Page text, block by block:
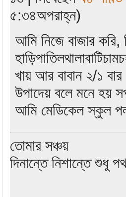
৫:৩৪অপরাহ্ন)
আমি নিজে বাজার করি,
খায় আর বাবান ২/১
উপাদেয় বলে মনে হয়
আমি মেডিকেল স্কুল
তোমার সঞ্চয়
দিনান্তে নিশান্তে শুধু